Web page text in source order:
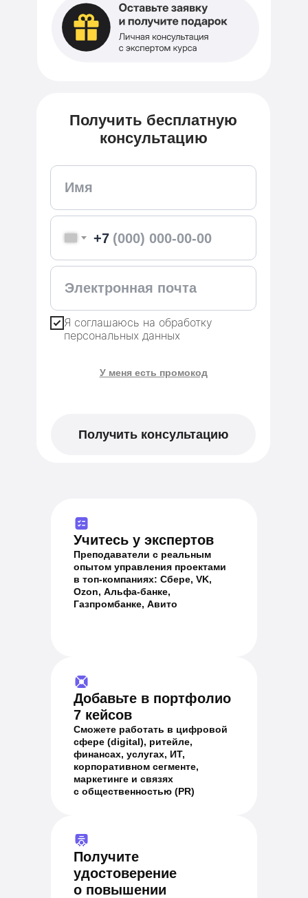
+7
Я соглашаюсь на обработку
персональных данных
Получить консультацию
Применить
Получить бесплатную
консультацию
У меня есть промокод
Учитесь у экспертов
Преподаватели с реальным
опытом управления проектами
в топ-компаниях: Сбере, VK,
Ozon, Альфа-банке,
Газпромбанке, Авито
Добавьте в портфолио
7 кейсов
Сможете работать в цифровой
сфере (digital), ритейле,
финансах, услугах, ИТ,
корпоративном сегменте,
маркетинге и связях
с общественностью (PR)
Получите
удостоверение
о повышении